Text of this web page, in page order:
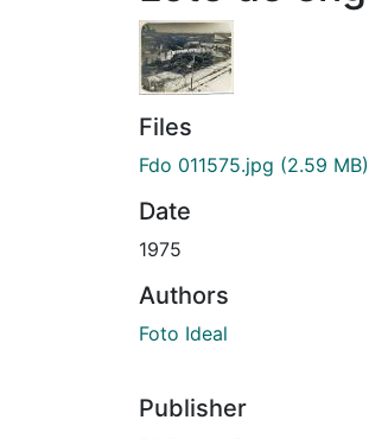
Files
Fdo 011575.jpg (2.59 MB)
Date
1975
Authors
Foto Ideal
Publisher